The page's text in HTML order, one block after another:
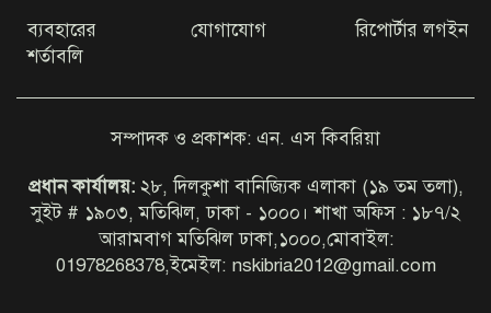
নিয়ে ট্রেনের নিচে তরুণী ঝাঁপ
চাটখিলের মোহাম্মদপুর ইউনিয়নে
চেয়ারম্যান প্রার্থী হিসেবে আলোচনায়
মনির পাটোয়ারী
ব্যবহারের
শর্তাবলি
যোগাযোগ রিপোর্টার লগইন
সম্পাদক ও প্রকাশক: এন. এস কিবরিয়া
প্রধান কার্যালয়:২৮, দিলকুশা বানিজ্যিক এলাকা (১৯ তম তলা),
সুইট # ১৯০৩, মতিঝিল, ঢাকা - ১০০০। শাখা অফিস : ১৮৭/২
আরামবাগ মতিঝিল ঢাকা,১০০০,মোবাইল:
01978268378,ইমেইল: nskibria2012@gmail.com